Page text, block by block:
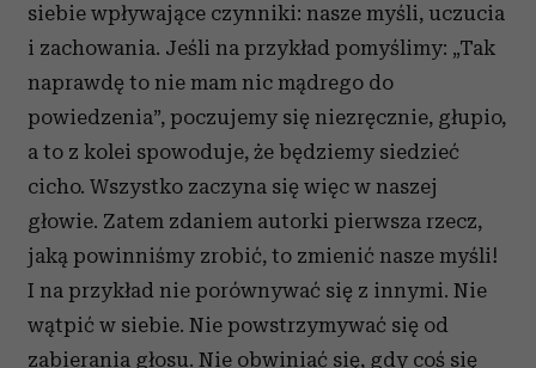
siebie wpływające czynniki: nasze myśli, uczucia
i zachowania. Jeśli na przykład pomyślimy: „Tak
naprawdę to nie mam nic mądrego do
powiedzenia”, poczujemy się niezręcznie, głupio,
a to z kolei spowoduje, że będziemy siedzieć
cicho. Wszystko zaczyna się więc w naszej
głowie. Zatem zdaniem autorki pierwsza rzecz,
jaką powinniśmy zrobić, to zmienić nasze myśli!
I na przykład nie porównywać się z innymi. Nie
wątpić w siebie. Nie powstrzymywać się od
zabierania głosu. Nie obwiniać się, gdy coś się